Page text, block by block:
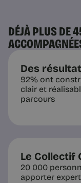
5 min
Tendances RH
De la
DÉJÀ PLUS DE
Des
92% ont
clair et
parcours
Le Collectif
20 000
apporter